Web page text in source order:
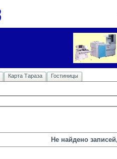
Карта Тараза Гостиницы
Не найдено